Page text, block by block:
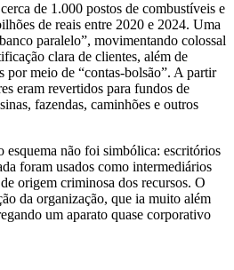
de 1.000 postos de combustíveis e
de reais entre 2020 e 2024. Uma
paralelo”, movimentando colossal
clara de clientes, além de
por meio de “contas-bolsão”. A partir
eram revertidos para fundos de
fazendas, caminhões e outros
esquema não foi simbólica: escritórios
foram usados como intermediários
origem criminosa dos recursos. O
da organização, que ia muito além
um aparato quase corporativo